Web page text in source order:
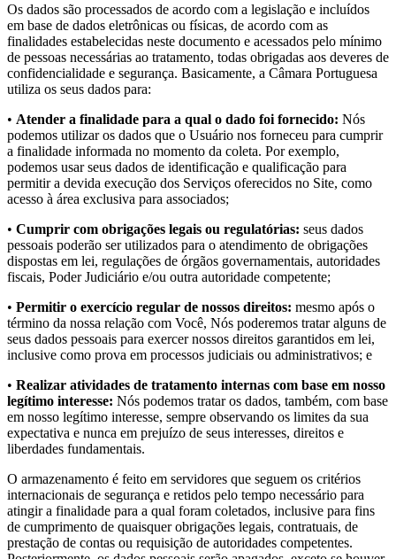
Os dados são processados de acordo com a legislação e incluídos
em base de dados eletrônicas ou físicas, de acordo com as
finalidades estabelecidas neste documento e acessados pelo mínimo
de pessoas necessárias ao tratamento, todas obrigadas aos deveres de
confidencialidade e segurança. Basicamente, a Câmara Portuguesa
utiliza os seus dados para:
• Atender a finalidade para a qual o dado foi fornecido: Nós
podemos utilizar os dados que o Usuário nos forneceu para cumprir
a finalidade informada no momento da coleta. Por exemplo,
podemos usar seus dados de identificação e qualificação para
permitir a devida execução dos Serviços oferecidos no Site, como
acesso à área exclusiva para associados;
• Cumprir com obrigações legais ou regulatórias: seus dados
pessoais poderão ser utilizados para o atendimento de obrigações
dispostas em lei, regulações de órgãos governamentais, autoridades
fiscais, Poder Judiciário e/ou outra autoridade competente;
• Permitir o exercício regular de nossos direitos: mesmo após o
término da nossa relação com Você, Nós poderemos tratar alguns de
seus dados pessoais para exercer nossos direitos garantidos em lei,
inclusive como prova em processos judiciais ou administrativos; e
• Realizar atividades de tratamento internas com base em nosso
legítimo interesse: Nós podemos tratar os dados, também, com base
em nosso legítimo interesse, sempre observando os limites da sua
expectativa e nunca em prejuízo de seus interesses, direitos e
liberdades fundamentais.
O armazenamento é feito em servidores que seguem os critérios
internacionais de segurança e retidos pelo tempo necessário para
atingir a finalidade para a qual foram coletados, inclusive para fins
de cumprimento de quaisquer obrigações legais, contratuais, de
prestação de contas ou requisição de autoridades competentes.